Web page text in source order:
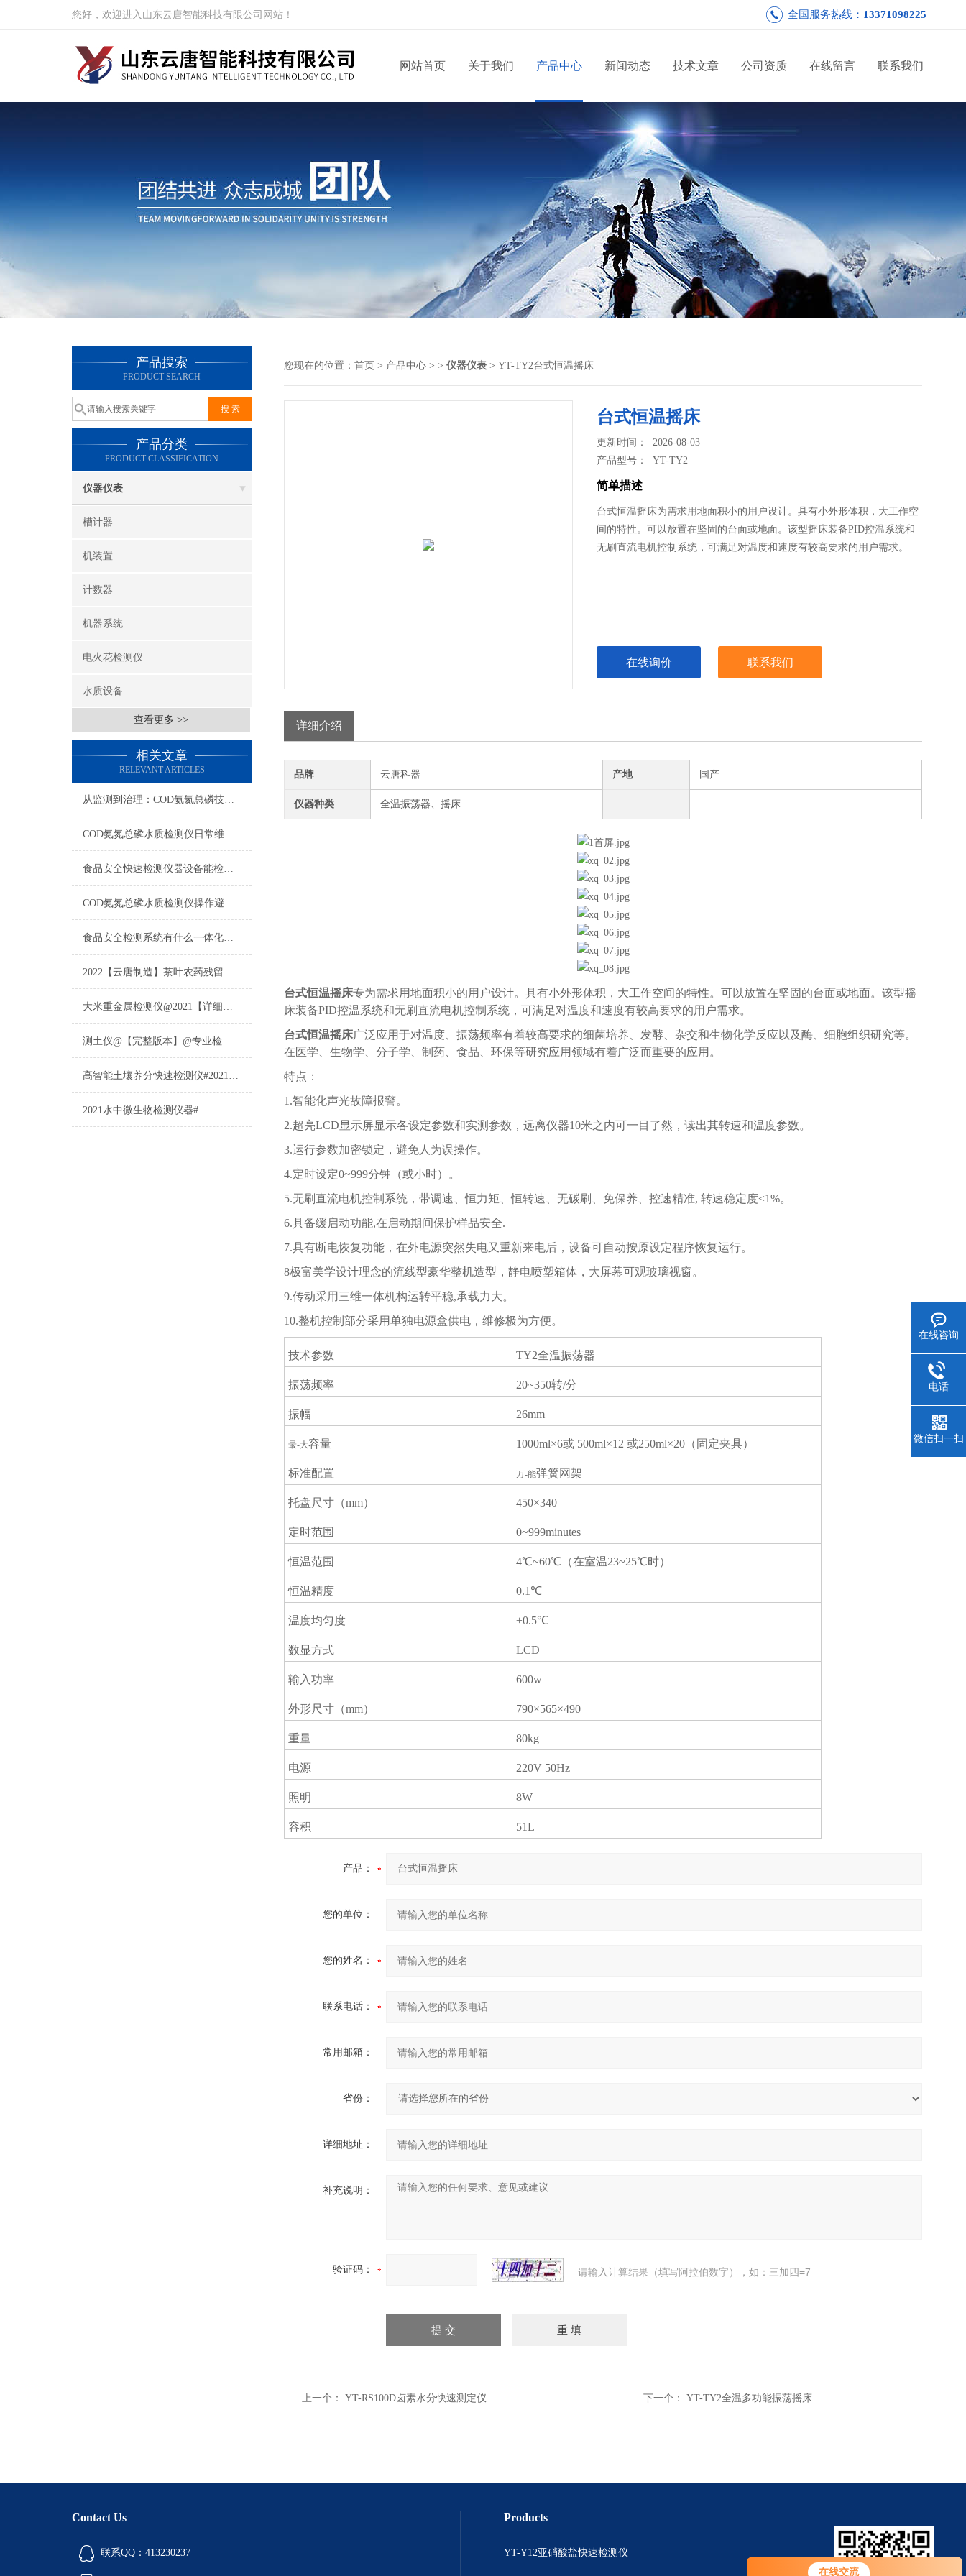
在线交流
您好，欢迎进入山东云唐智能科技有限公司网站！ 全国服务热线： 13371098225
网站首页 关于我们 产品中心 新闻动态 技术文章 公司资质 在线留言 联系我们
产品搜索
PRODUCT SEARCH
产品分类
PRODUCT CLASSIFICATION
仪器仪表
槽计器
机装置
计数器
机器系统
电火花检测仪
水质设备
查看更多 >>
相关文章
RELEVANT ARTICLES
从监测到治理：COD氨氮总磷技术的双领域实战解析
COD氨氮总磷水质检测仪日常维护与试剂管理，降低故障率就靠这几招
食品安全快速检测仪器设备能检什么？一张表说清适用范围
COD氨氮总磷水质检测仪操作避坑指南：这几个步骤直接影响数据准确性
食品安全检测系统有什么一体化配置·2023仪器仪表推荐·山东云唐
2022【云唐制造】茶叶农药残留检测仪多少钱一台@山东云唐仪器仪表制造
大米重金属检测仪@2021【详细版本】@专业检测大米重金属仪器仪表
测土仪@【完整版本】@专业检测土壤的仪器仪表
高智能土壤养分快速检测仪#2021【土壤养分检测专用仪器仪表】
2021水中微生物检测仪器#
您现在的位置： 首页 > 产品中心 > > 仪器仪表 > YT-TY2台式恒温摇床
台式恒温摇床
更新时间： 2026-08-03
产品型号：YT-TY2
简单描述
台式恒温摇床为需求用地面积小的用户设计。具有小外形体积，大工作空
间的特性。可以放置在坚固的台面或地面。该型摇床装备PID控温系统和
无刷直流电机控制系统，可满足对温度和速度有较高要求的用户需求。
在线询价 联系我们
详细介绍
品牌 云唐科器 产地 国产
仪器种类 全温振荡器、摇床
台式恒温摇床专为需求用地面积小的用户设计。具有小外形体积，大工作空间的特性。可以放置在坚固的台面或地面。该型摇
床装备PID控温系统和无刷直流电机控制系统，可满足对温度和速度有较高要求的用户需求。
台式恒温摇床广泛应用于对温度、振荡频率有着较高要求的细菌培养、发酵、杂交和生物化学反应以及酶、细胞组织研究等。
在医学、生物学、分子学、制药、食品、环保等研究应用领域有着广泛而重要的应用。
特点：
1.智能化声光故障报警。
2.超亮LCD显示屏显示各设定参数和实测参数，远离仪器10米之内可一目了然，读出其转速和温度参数。
3.运行参数加密锁定，避免人为误操作。
4.定时设定0~999分钟（或小时）。
5.无刷直流电机控制系统，带调速、恒力矩、恒转速、无碳刷、免保养、控速精准, 转速稳定度≤1%。
6.具备缓启动功能,在启动期间保护样品安全.
7.具有断电恢复功能，在外电源突然失电又重新来电后，设备可自动按原设定程序恢复运行。
8极富美学设计理念的流线型豪华整机造型，静电喷塑箱体，大屏幕可观玻璃视窗。
9.传动采用三维一体机构运转平稳,承载力大。
10.整机控制部分采用单独电源盒供电，维修极为方便。
技术参数 TY2全温振荡器
振荡频率 20~350转/分
振幅 26mm
最-大容量 1000ml×6或 500ml×12 或250ml×20（固定夹具）
标准配置 万-能弹簧网架
托盘尺寸（mm） 450×340
定时范围 0~999minutes
恒温范围 4℃~60℃（在室温23~25℃时）
恒温精度 0.1℃
温度均匀度 ±0.5℃
数显方式 LCD
输入功率 600w
外形尺寸（mm） 790×565×490
重量 80kg
电源 220V 50Hz
照明 8W
容积 51L
产品：
您的单位：
您的姓名：
联系电话：
常用邮箱：
省份：
详细地址：
补充说明：
验证码： 请输入计算结果（填写阿拉伯数字），如：三加四=7
上一个： YT-RS100D卤素水分快速测定仪 下一个： YT-TY2全温多功能振荡摇床
Contact Us
联系QQ：413230237
Products
YT-Y12亚硝酸盐快速检测仪
在线咨询
电话
微信扫一扫